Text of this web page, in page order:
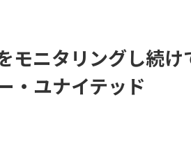
モニタリングし続け
・ユナイテッド